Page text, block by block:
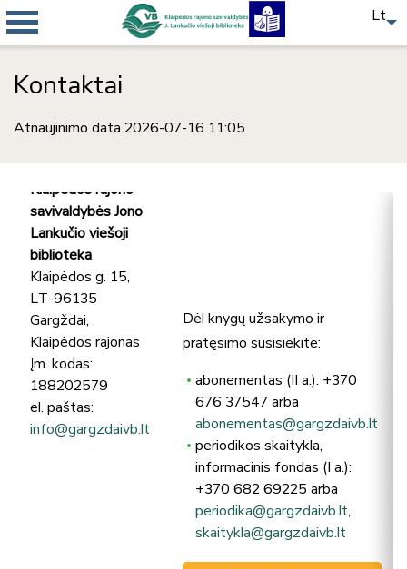
Kontaktai
Atnaujinimo data 2026-07-16 11:05
Klaipėdos rajono
savivaldybės Jono
Lankučio viešoji
biblioteka
Klaipėdos g. 15,
LT-96135
Gargždai,
Klaipėdos rajonas
Įm. kodas:
188202579
el. paštas:
info@gargzdaivb.lt
Dėl knygų užsakymo ir
pratęsimo susisiekite:
abonementas (II a.): +370
676 37547 arba
abonementas@gargzdaivb.lt
periodikos skaitykla,
informacinis fondas (I a.):
+370 682 69225 arba
periodika@gargzdaivb.lt,
skaitykla@gargzdaivb.lt
Lt